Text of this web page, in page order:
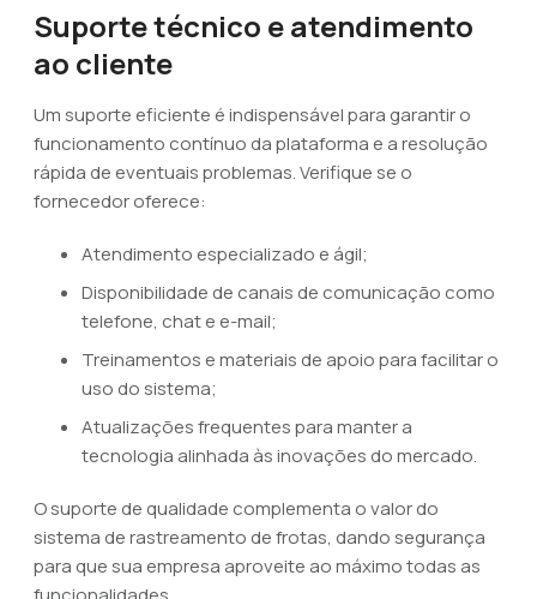
Suporte técnico e atendimento
ao cliente
Um suporte eficiente é indispensável para garantir o
funcionamento contínuo da plataforma e a resolução
rápida de eventuais problemas. Verifique se o
fornecedor oferece:
Atendimento especializado e ágil;
Disponibilidade de canais de comunicação como
telefone, chat e e-mail;
Treinamentos e materiais de apoio para facilitar o
uso do sistema;
Atualizações frequentes para manter a
tecnologia alinhada às inovações do mercado.
O suporte de qualidade complementa o valor do
sistema de rastreamento de frotas, dando segurança
para que sua empresa aproveite ao máximo todas as